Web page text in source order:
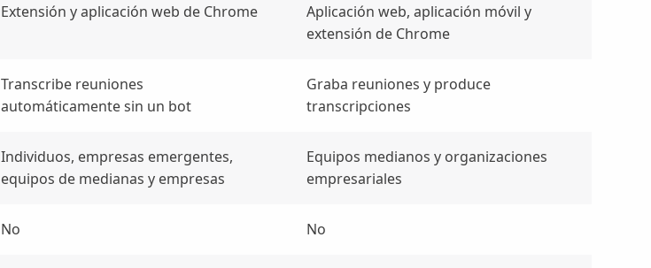
Extensión y aplicación web de Chrome
Aplicación web, aplicación móvil y
extensión de Chrome
Transcribe reuniones
automáticamente sin un bot
Graba reuniones y produce
transcripciones
Individuos, empresas emergentes,
equipos de medianas y empresas
Equipos medianos y organizaciones
empresariales
No No